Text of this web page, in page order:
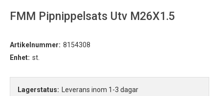
FMM Pipnippelsats Utv M26X1.5
Artikelnummer: 8154308
Enhet: st.
Lagerstatus: Leverans inom 1-3 dagar